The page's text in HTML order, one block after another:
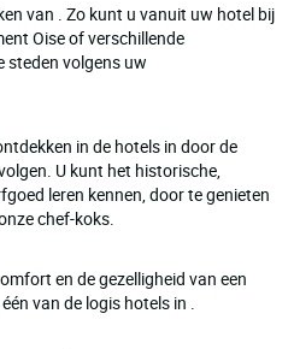
van . Zo kunt u vanuit uw hotel bij
Oise of verschillende
steden volgens uw
in de hotels in door de
U kunt het historische,
leren kennen, door te genieten
chef-koks.
en de gezelligheid van een
van de logis hotels in .